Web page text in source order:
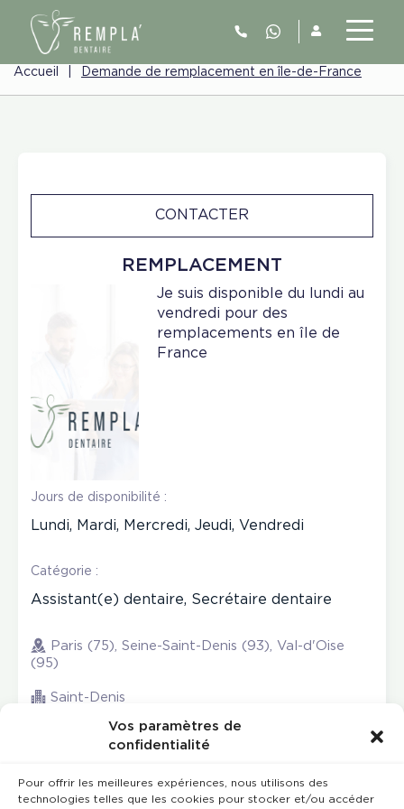
Vos paramètres de
confidentialité
Pour offrir les meilleures expériences, nous utilisons des
technologies telles que les cookies pour stocker et/ou accéder
Accueil Demande de remplacement en île-de-France
REMPLACEMENT
CONTACTER
Je suis disponible du lundi au
vendredi pour des
remplacements en île de
France
Jours de disponibilité :
Lundi, Mardi, Mercredi, Jeudi, Vendredi
Catégorie :
Assistant(e) dentaire, Secrétaire dentaire
Paris (75), Seine-Saint-Denis (93), Val-d'Oise
(95)
Saint-Denis